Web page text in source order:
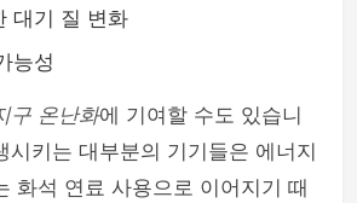
대기 질 변화
능성
구 온난화에 기여할 수도 있습니
시키는 대부분의 기기들은 에너지
화석 연료 사용으로 이어지기 때